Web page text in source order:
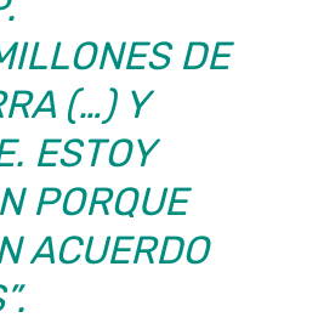
DE
(…) Y
ESTOY
PORQUE
ACUERDO